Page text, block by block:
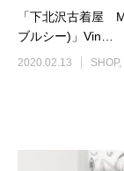
「下北沢古着屋
ブルシー)」Vin…
2020.02.13 SHOP